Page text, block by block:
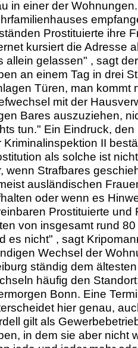
in einer der
Prostituierte ihre
kursiert die Adresse
allein gelassen" , sagt
an einem Tag in drei
Türen, man kommt
mit der
Bares auszuziehen,
tun." Ein Eindruck,
Kriminalinspektion II
als solche ist
wenn Strafbares
ausländischen
oder wenn es
Prostituierte und
von insgesamt rund
es nicht" , sagt
Wechsel der
ständig dem
häufig den
Bonn. Eine
hier genau,
gilt als
in dem sie aber nicht